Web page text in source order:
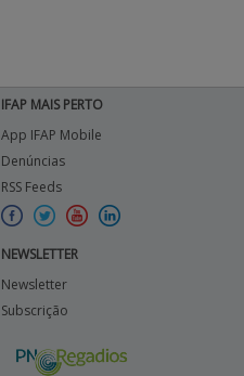
IFAP MAIS PERTO
App IFAP Mobile
Denúncias
RSS Feeds
NEWSLETTER
Newsletter
Subscrição